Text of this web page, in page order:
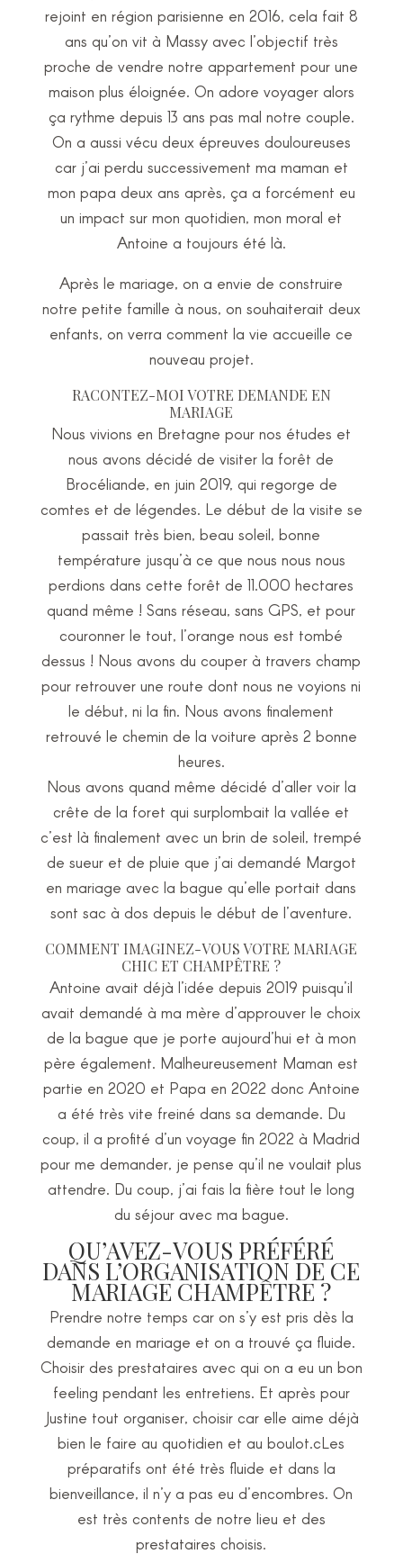
rejoint en région parisienne en 2016, cela fait 8
ans qu’on vit à Massy avec l’objectif très
proche de vendre notre appartement pour une
maison plus éloignée. On adore voyager alors
ça rythme depuis 13 ans pas mal notre couple.
On a aussi vécu deux épreuves douloureuses
car j’ai perdu successivement ma maman et
mon papa deux ans après, ça a forcément eu
un impact sur mon quotidien, mon moral et
Antoine a toujours été là.
Après le mariage, on a envie de construire
notre petite famille à nous, on souhaiterait deux
enfants, on verra comment la vie accueille ce
nouveau projet.
RACONTEZ-MOI VOTRE DEMANDE EN
MARIAGE
Nous vivions en Bretagne pour nos études et
nous avons décidé de visiter la forêt de
Brocéliande, en juin 2019, qui regorge de
comtes et de légendes. Le début de la visite se
passait très bien, beau soleil, bonne
température jusqu’à ce que nous nous nous
perdions dans cette forêt de 11.000 hectares
quand même ! Sans réseau, sans GPS, et pour
couronner le tout, l’orange nous est tombé
dessus ! Nous avons du couper à travers champ
pour retrouver une route dont nous ne voyions ni
le début, ni la fin. Nous avons finalement
retrouvé le chemin de la voiture après 2 bonne
heures.
Nous avons quand même décidé d’aller voir la
crête de la foret qui surplombait la vallée et
c’est là finalement avec un brin de soleil, trempé
de sueur et de pluie que j’ai demandé Margot
en mariage avec la bague qu’elle portait dans
sont sac à dos depuis le début de l’aventure.
COMMENT IMAGINEZ-VOUS VOTRE MARIAGE
CHIC ET CHAMPÊTRE ?
Antoine avait déjà l’idée depuis 2019 puisqu’il
avait demandé à ma mère d’approuver le choix
de la bague que je porte aujourd’hui et à mon
père également. Malheureusement Maman est
partie en 2020 et Papa en 2022 donc Antoine
a été très vite freiné dans sa demande. Du
coup, il a profité d’un voyage fin 2022 à Madrid
pour me demander, je pense qu’il ne voulait plus
attendre. Du coup, j’ai fais la fière tout le long
du séjour avec ma bague.
QU’AVEZ-VOUS PRÉFÉRÉ
DANS L’ORGANISATION DE CE
MARIAGE CHAMPÊTRE ?
Prendre notre temps car on s’y est pris dès la
demande en mariage et on a trouvé ça fluide.
Choisir des prestataires avec qui on a eu un bon
feeling pendant les entretiens. Et après pour
Justine tout organiser, choisir car elle aime déjà
bien le faire au quotidien et au boulot.cLes
préparatifs ont été très fluide et dans la
bienveillance, il n’y a pas eu d’encombres. On
est très contents de notre lieu et des
prestataires choisis.